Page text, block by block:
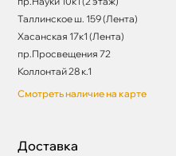
Таллинское ш. 159 (Лента)
Хасанская 17к1 (Лента)
пр.Просвещения 72
Коллонтай 28 к.1
Смотреть наличие на карте
Доставка